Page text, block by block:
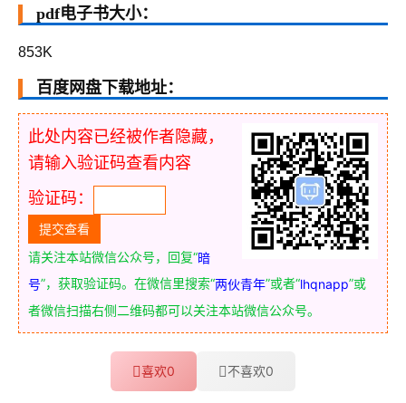
pdf电子书大小：
853K
百度网盘下载地址：
此处内容已经被作者隐藏，
请输入验证码查看内容
验证码：
请关注本站微信公众号，回复“暗
号”，获取验证码。在微信里搜索“两伙青年”或者“lhqnapp”或
者微信扫描右侧二维码都可以关注本站微信公众号。
喜欢0 不喜欢0